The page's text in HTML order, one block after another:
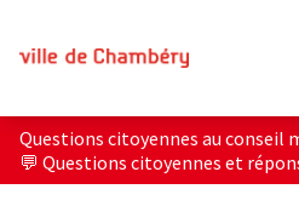
Questions citoyennes au conseil
💬 Questions citoyennes et